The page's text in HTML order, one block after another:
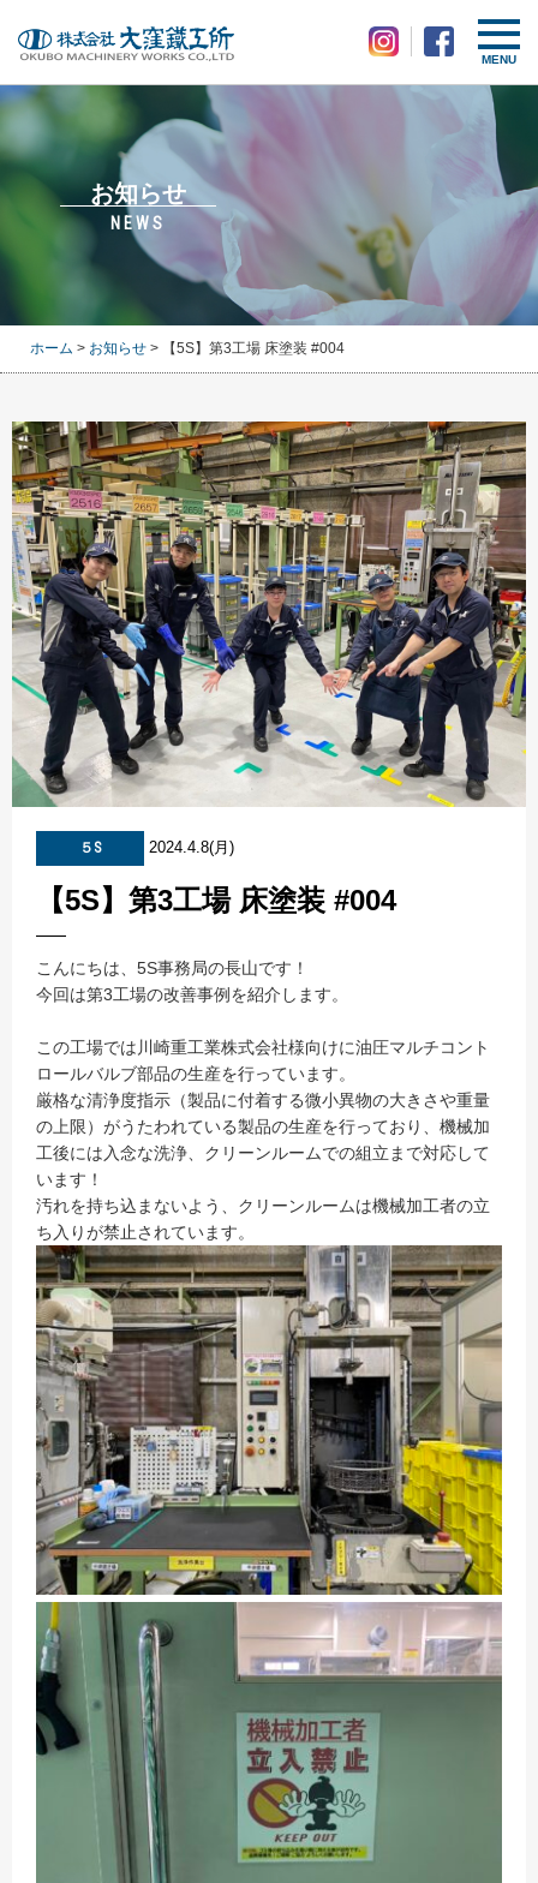
MENU
お知らせ
NEWS
ホーム > お知らせ > 【5S】第3工場 床塗装 #004
５S 2024.4.8(月)
【5S】第3工場 床塗装 #004
こんにちは、5S事務局の長山です！
今回は第3工場の改善事例を紹介します。
この工場では川崎重工業株式会社様向けに油圧マルチコント
ロールバルブ部品の生産を行っています。
厳格な清浄度指示（製品に付着する微小異物の大きさや重量
の上限）がうたわれている製品の生産を行っており、機械加
工後には入念な洗浄、クリーンルームでの組立まで対応して
います！
汚れを持ち込まないよう、クリーンルームは機械加工者の立
ち入りが禁止されています。